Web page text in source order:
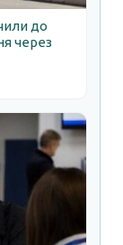
до
через